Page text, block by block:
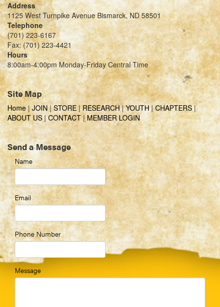
Address
1125 West Turnpike Avenue Bismarck, ND 58501
Telephone
(701) 223-6167
Fax: (701) 223-4421
Hours
8:00am-4:00pm Monday-Friday Central Time
Site Map
Home | JOIN|STORE|RESEARCH|YOUTH|CHAPTERS|
ABOUT US|CONTACT|MEMBER LOGIN
Send a Message
Name
Email
Phone Number
Message